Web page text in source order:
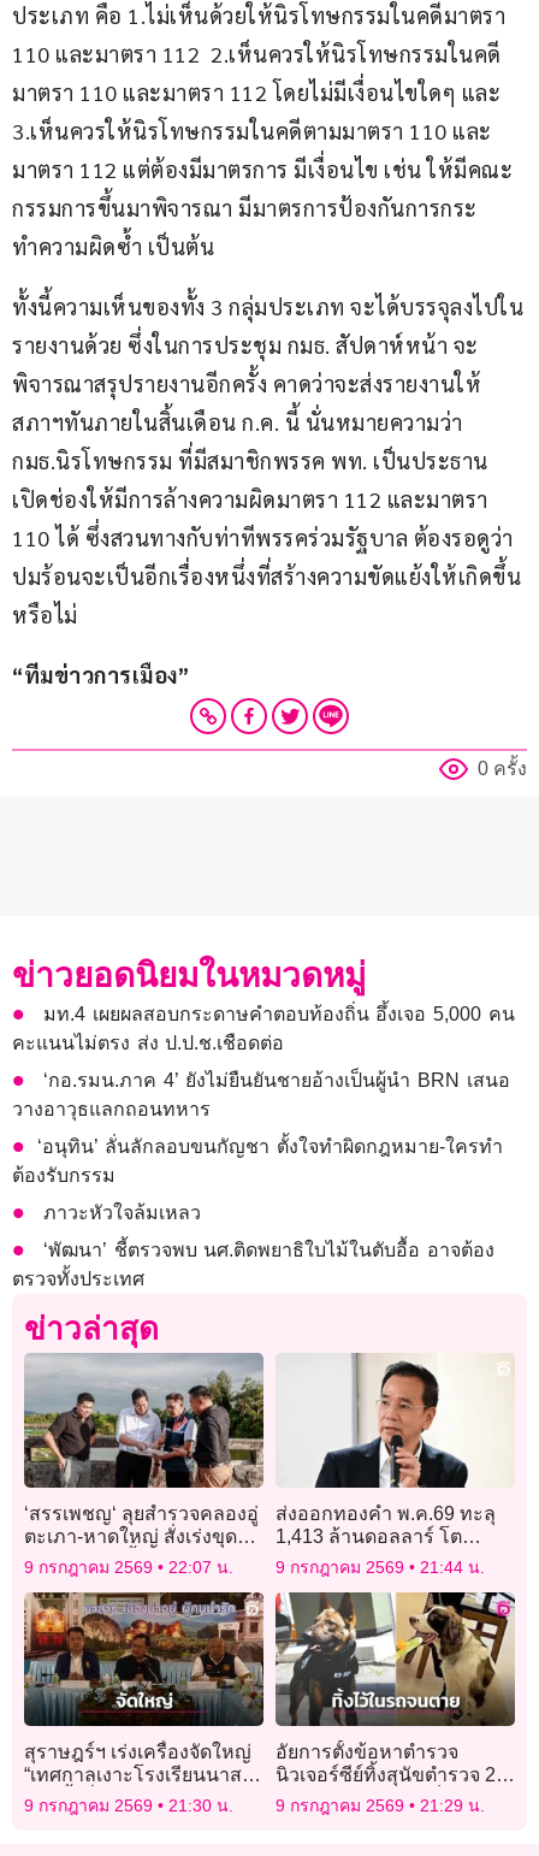
ประเภท คือ 1.ไม่เห็นด้วยให้นิรโทษกรรมในคดีมาตรา
110 และมาตรา 112  2.เห็นควรให้นิรโทษกรรมในคดี
มาตรา 110 และมาตรา 112 โดยไม่มีเงื่อนไขใดๆ และ
3.เห็นควรให้นิรโทษกรรมในคดีตามมาตรา 110 และ
มาตรา 112 แต่ต้องมีมาตรการ มีเงื่อนไข เช่น ให้มีคณะ
กรรมการขึ้นมาพิจารณา มีมาตรการป้องกันการกระ
ทำความผิดซ้ำ เป็นต้น
ทั้งนี้ความเห็นของทั้ง 3 กลุ่มประเภท จะได้บรรจุลงไปใน
รายงานด้วย ซึ่งในการประชุม กมธ. สัปดาห์หน้า จะ
พิจารณาสรุปรายงานอีกครั้ง คาดว่าจะส่งรายงานให้
สภาฯทันภายในสิ้นเดือน ก.ค. นี้ นั่นหมายความว่า
กมธ.นิรโทษกรรม ที่มีสมาชิกพรรค พท. เป็นประธาน
เปิดช่องให้มีการล้างความผิดมาตรา 112 และมาตรา
110 ได้ ซึ่งสวนทางกับท่าทีพรรคร่วมรัฐบาล ต้องรอดูว่า
ปมร้อนจะเป็นอีกเรื่องหนึ่งที่สร้างความขัดแย้งให้เกิดขึ้น
หรือไม่
“ทีมข่าวการเมือง”
0 ครั้ง
ข่าวยอดนิยมในหมวดหมู่
มท.4 เผยผลสอบกระดาษคำตอบท้องถิ่น อึ้งเจอ 5,000 คน
คะแนนไม่ตรง ส่ง ป.ป.ช.เชือดต่อ
‘กอ.รมน.ภาค 4’ ยังไม่ยืนยันชายอ้างเป็นผู้นำ BRN เสนอ
วางอาวุธแลกถอนทหาร
​​‘อนุทิน’ ลั่นลักลอบขนกัญชา ตั้งใจทำผิดกฎหมาย-ใครทำ
ต้องรับกรรม
ภาวะหัวใจล้มเหลว
‘พัฒนา’ ชี้ตรวจพบ นศ.ติดพยาธิใบไม้ในตับอื้อ อาจต้อง
ตรวจทั้งประเทศ
ข่าวล่าสุด
‘สรรเพชญ‘ ลุยสำรวจคลองอู่
ตะเภา-หาดใหญ่ สั่งเร่งขุด
ลอกเปิดทางน้ำ รับหน้ามรสุม
9 กรกฎาคม 2569 22:07 น.
ส่งออกทองคำ พ.ค.69 ทะลุ
1,413 ล้านดอลลาร์ โต
55.75% หลังธนาคารกลาง
ทั่วโลกแห่ตุน
9 กรกฎาคม 2569 21:44 น.
สุราษฎร์ฯ เร่งเครื่องจัดใหญ่
“เทศกาลเงาะโรงเรียนนาสาร
GI ครั้งที่ 34” โชว์ของดีเมือง
คนดี 20–31 ก.ค.นี้
9 กรกฎาคม 2569 21:30 น.
อัยการตั้งข้อหาตำรวจ
นิวเจอร์ซีย์ทิ้งสุนัขตำรวจ 2
ตัวทนร้อนในรถปิดล็อกนาน
7 ชั่วโมงจนดับอนาถ
9 กรกฎาคม 2569 21:29 น.